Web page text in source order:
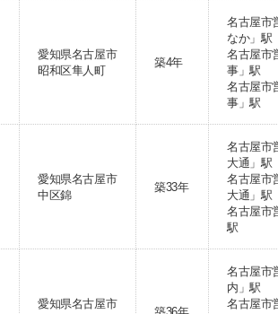
愛知県名古屋市
昭和区隼人町
築4年
名古屋市
なか」駅
名古屋市
事」駅
名古屋市
事」駅
愛知県名古屋市
中区錦
築33年
名古屋市
大通」駅
名古屋市
大通」駅
名古屋市
駅
愛知県名古屋市
名古屋市
内」駅
名古屋市